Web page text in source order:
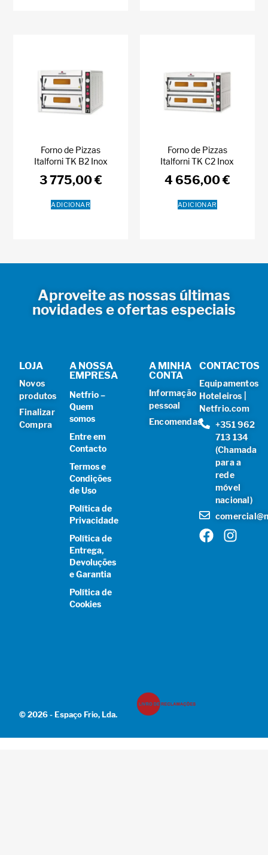
Forno de Pizzas
Italforni TK B2 Inox
3 775,00€
ADICIONAR
Forno de Pizzas
Italforni TK C2 Inox
4 656,00€
ADICIONAR
Aproveite as nossas últimas
novidades e ofertas especiais
LOJA
Novos
produtos
Finalizar
Compra
A NOSSA
EMPRESA
Netfrio –
Quem
somos
Entre em
Contacto
Termos e
Condições
de Uso
Política de
Privacidade
Política de
Entrega,
Devoluções
e Garantia
Política de
Cookies
A MINHA
CONTA
Informação
pessoal
Encomendas
CONTACTOS
Equipamentos
Hoteleiros |
Netfrio.com
+351 962
713 134
(Chamada
para a
rede
móvel
nacional)
© 2026 - Espaço Frio, Lda.